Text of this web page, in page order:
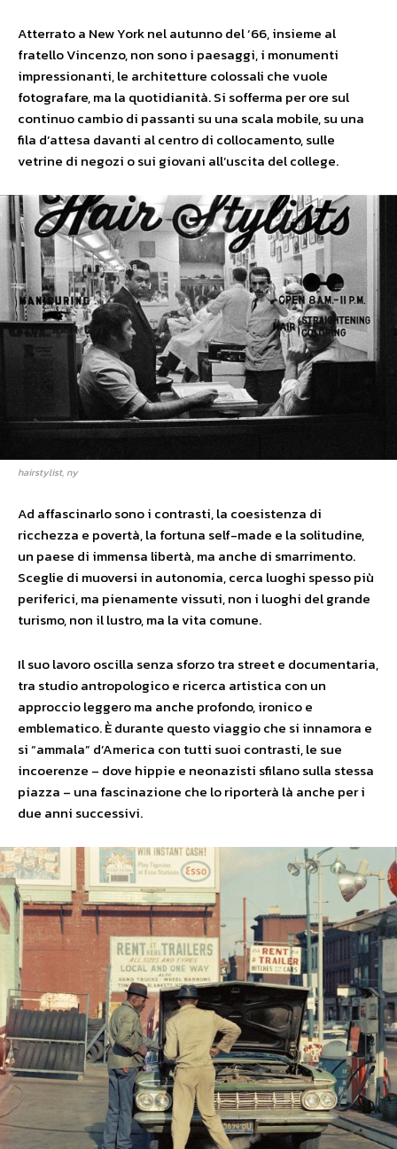
Atterrato a New York nel autunno del ‘66, insieme al
fratello Vincenzo, non sono i paesaggi, i monumenti
impressionanti, le architetture colossali che vuole
fotografare, ma la quotidianità. Si sofferma per ore sul
continuo cambio di passanti su una scala mobile, su una
fila d’attesa davanti al centro di collocamento, sulle
vetrine di negozi o sui giovani all’uscita del college.
hairstylist, ny
Ad affascinarlo sono i contrasti, la coesistenza di
ricchezza e povertà, la fortuna self-made e la solitudine,
un paese di immensa libertà, ma anche di smarrimento.
Sceglie di muoversi in autonomia, cerca luoghi spesso più
periferici, ma pienamente vissuti, non i luoghi del grande
turismo, non il lustro, ma la vita comune.
Il suo lavoro oscilla senza sforzo tra street e documentaria,
tra studio antropologico e ricerca artistica con un
approccio leggero ma anche profondo, ironico e
emblematico. È durante questo viaggio che si innamora e
si “ammala” d’America con tutti suoi contrasti, le sue
incoerenze – dove hippie e neonazisti sfilano sulla stessa
piazza – una fascinazione che lo riporterà là anche per i
due anni successivi.